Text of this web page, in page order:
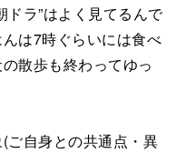
ドラ”はよく見てるんで
は7時ぐらいには食べ
散歩も終わってゆっ
ご自身との共通点・異